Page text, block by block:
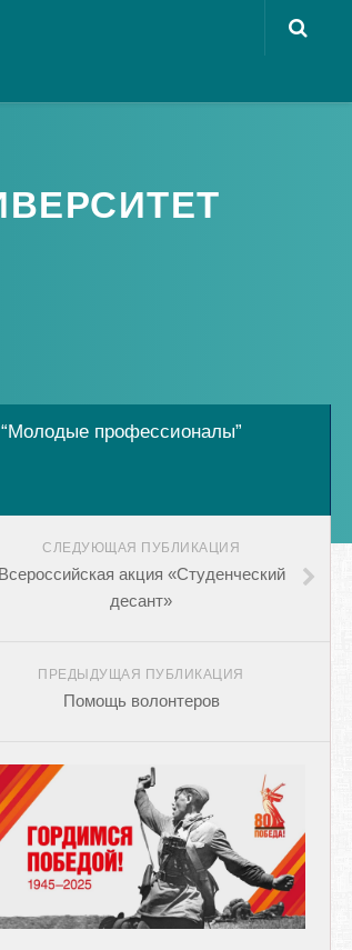
профессионалы”
СЛЕДУЮЩАЯ ПУБЛИКАЦИЯ
Всероссийская акция «Студенческий
десант»
ПРЕДЫДУЩАЯ ПУБЛИКАЦИЯ
Помощь волонтеров